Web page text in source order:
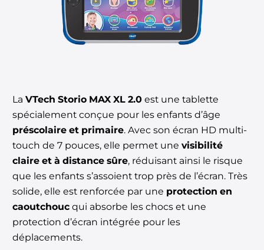
La VTech Storio MAX XL 2.0 est une tablette
spécialement conçue pour les enfants d’âge
préscolaire et primaire. Avec son écran HD multi-
touch de 7 pouces, elle permet une visibilité
claire et à distance sûre, réduisant ainsi le risque
que les enfants s’assoient trop près de l’écran. Très
solide, elle est renforcée par une protection en
caoutchouc qui absorbe les chocs et une
protection d’écran intégrée pour les
déplacements.